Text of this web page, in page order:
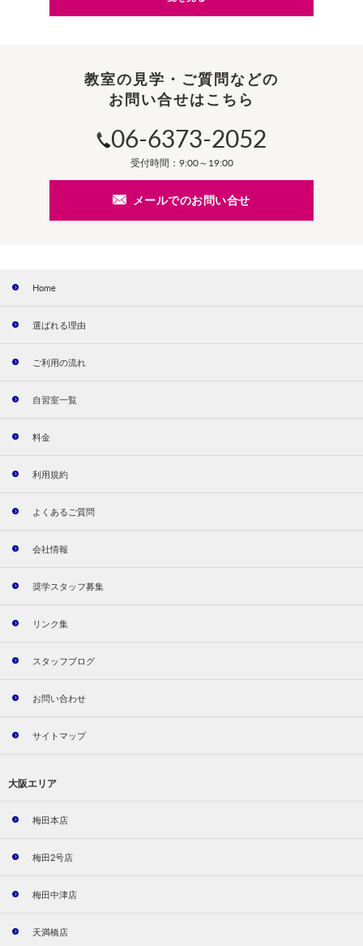
教室の見学・ご質問などの
お問い合せはこちら
06-6373-2052
受付時間：9:00～19:00
メールでのお問い合せ
Home
選ばれる理由
ご利用の流れ
自習室一覧
料金
利用規約
よくあるご質問
会社情報
奨学スタッフ募集
リンク集
スタッフブログ
お問い合わせ
サイトマップ
大阪エリア
梅田本店
梅田2号店
梅田中津店
天満橋店